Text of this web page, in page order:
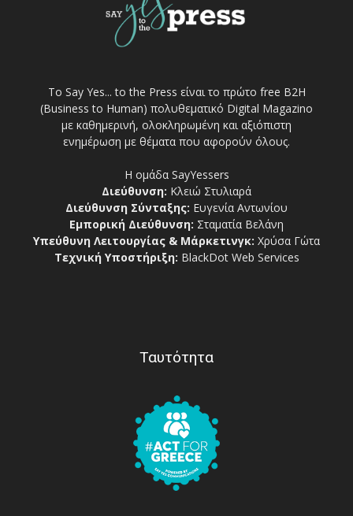
Το Say Yes... to the Press είναι το πρώτο free Β2Η
(Business to Human) πολυθεματικό Digital Magazino
με καθημερινή, ολοκληρωμένη και αξιόπιστη
ενημέρωση με θέματα που αφορούν όλους.
Η ομάδα SayYessers
Διεύθυνση: Κλειώ Στυλιαρά
Διεύθυνση Σύνταξης: Ευγενία Αντωνίου
Εμπορική Διεύθυνση: Σταματία Βελάνη
Υπεύθυνη Λειτουργίας & Μάρκετινγκ: Χρύσα Γώτα
Τεχνική Υποστήριξη: BlackDot Web Services
Ταυτότητα